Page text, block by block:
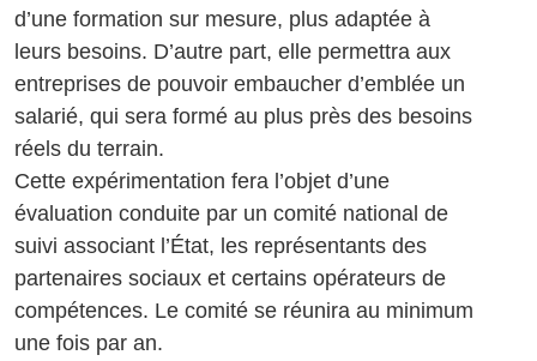
d’une formation sur mesure, plus adaptée à
leurs besoins. D’autre part, elle permettra aux
entreprises de pouvoir embaucher d’emblée un
salarié, qui sera formé au plus près des besoins
réels du terrain.
Cette expérimentation fera l’objet d’une
évaluation conduite par un comité national de
suivi associant l’État, les représentants des
partenaires sociaux et certains opérateurs de
compétences. Le comité se réunira au minimum
une fois par an.